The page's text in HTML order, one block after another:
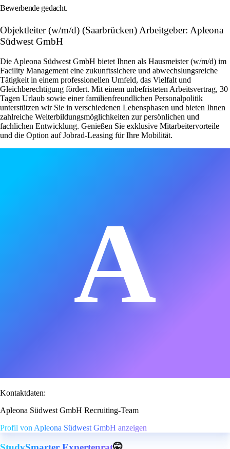
Bewerbende gedacht.
Objektleiter (w/m/d) (Saarbrücken) Arbeitgeber: Apleona
Südwest GmbH
Die Apleona Südwest GmbH bietet Ihnen als Hausmeister (w/m/d) im
Facility Management eine zukunftssichere und abwechslungsreiche
Tätigkeit in einem professionellen Umfeld, das Vielfalt und
Gleichberechtigung fördert. Mit einem unbefristeten Arbeitsvertrag, 30
Tagen Urlaub sowie einer familienfreundlichen Personalpolitik
unterstützen wir Sie in verschiedenen Lebensphasen und bieten Ihnen
zahlreiche Weiterbildungsmöglichkeiten zur persönlichen und
fachlichen Entwicklung. Genießen Sie exklusive Mitarbeitervorteile
und die Option auf Jobrad-Leasing für Ihre Mobilität.
A
Kontaktdaten:
Apleona Südwest GmbH Recruiting-Team
Profil von Apleona Südwest GmbH anzeigen